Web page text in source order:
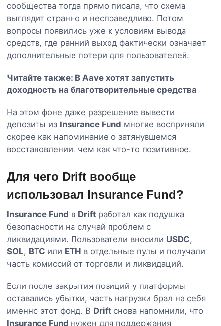
сообщества тогда прямо писала, что схема
выглядит странно и несправедливо. Потом
вопросы появились уже к условиям вывода
средств, где ранний выход фактически означает
дополнительные потери для пользователей.
Читайте также: В Aave хотят запустить
доходность на благотворительные средства
На этом фоне даже разрешение вывести
депозиты из Insurance Fund многие восприняли
скорее как напоминание о затянувшемся
восстановлении, чем как что-то позитивное.
Для чего Drift вообще
использовал Insurance Fund?
Insurance Fund в Drift работал как подушка
безопасности на случай проблем с
ликвидациями. Пользователи вносили USDC,
SOL, BTC или ETH в отдельные пулы и получали
часть комиссий от торговли и ликвидаций.
Если после закрытия позиций у платформы
оставались убытки, часть нагрузки брал на себя
именно этот фонд. В Drift снова напомнили, что
Insurance Fund нужен для поддержания